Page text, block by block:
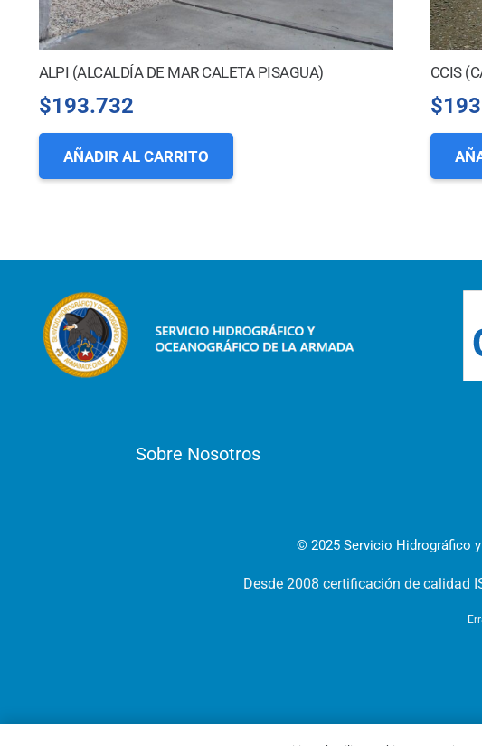
ALPI (ALCALDÍA DE MAR CALETA PISAGUA)
$193.732
AÑADIR AL CARRITO
CCIS
$
Sobre Nosotros
© 2025 Servicio Hidrográfico
Desde 2008 certificación de calidad